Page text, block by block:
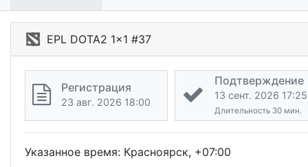
EPL DOTA2 1x1 #37
Регистрация
23 авг. 2026 18:00
Подтверждение
13 сент. 2026 17:25
Длительность 30 мин.
Указанное время: Красноярск, +07:00